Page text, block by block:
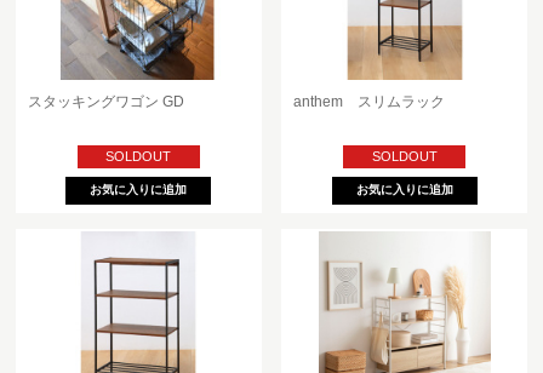
スタッキングワゴン GD
SOLDOUT
anthem スリムラック
SOLDOUT